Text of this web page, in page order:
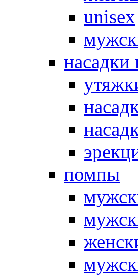
unisex
насадки
помпы